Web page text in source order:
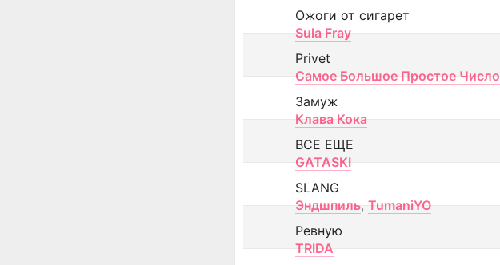
Ожоги от сигарет
Sula Fray
Privet
Самое Большое Простое Число
Замуж
Клава Кока
ВСЕ ЕЩЕ
GATASKI
SLANG
Эндшпиль, TumaniYO
Ревную
TRIDA